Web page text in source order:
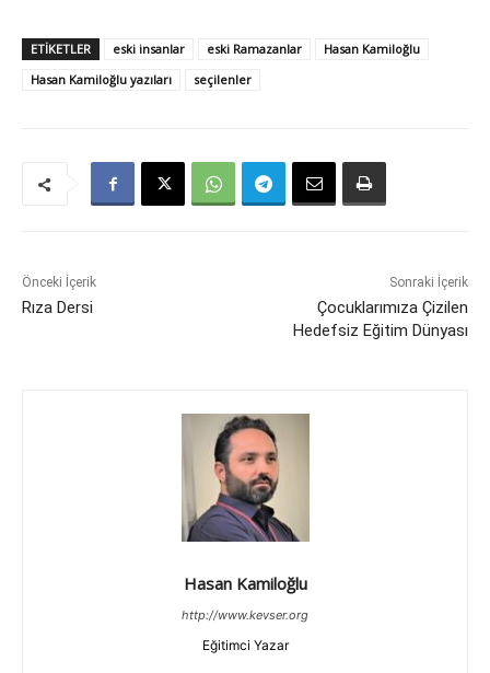
ETIKETLER eski insanlar eski Ramazanlar
Hasan Kamiloğlu
Hasan Kamiloğlu yazıları
seçilenler
Önceki İçerik
Rıza Dersi
Sonraki İçerik
Çocuklarımıza Çizilen
Hedefsiz Eğitim Dünyası
Hasan Kamiloğlu
http://www.kevser.org
Eğitimci Yazar